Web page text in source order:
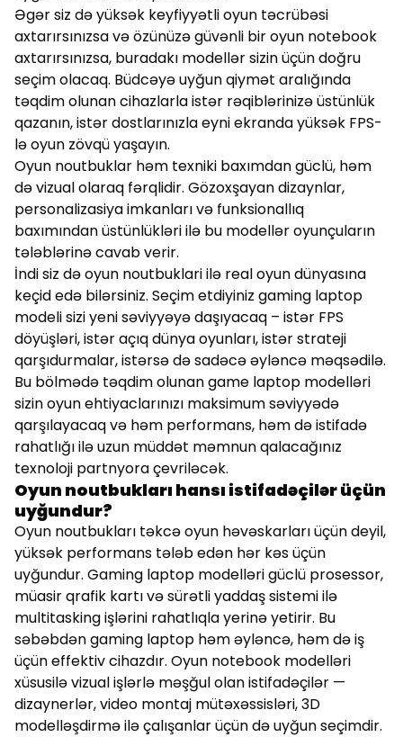
Əgər siz də yüksək keyfiyyətli oyun təcrübəsi
axtarırsınızsa və özünüzə güvənli bir oyun notebook
axtarırsınızsa, buradakı modellər sizin üçün doğru
seçim olacaq. Büdcəyə uyğun qiymət aralığında
təqdim olunan cihazlarla istər rəqiblərinizə üstünlük
qazanın, istər dostlarınızla eyni ekranda yüksək FPS-
lə oyun zövqü yaşayın.
Oyun noutbuklar həm texniki baxımdan güclü, həm
də vizual olaraq fərqlidir. Gözoxşayan dizaynlar,
personalizasiya imkanları və funksionallıq
baxımından üstünlükləri ilə bu modellər oyunçuların
tələblərinə cavab verir.
İndi siz də oyun noutbuklari ilə real oyun dünyasına
keçid edə bilərsiniz. Seçim etdiyiniz gaming laptop
modeli sizi yeni səviyyəyə daşıyacaq – istər FPS
döyüşləri, istər açıq dünya oyunları, istər strateji
qarşıdurmalar, istərsə də sadəcə əyləncə məqsədilə.
Bu bölmədə təqdim olunan game laptop modelləri
sizin oyun ehtiyaclarınızı maksimum səviyyədə
qarşılayacaq və həm performans, həm də istifadə
rahatlığı ilə uzun müddət məmnun qalacağınız
texnoloji partnyora çevriləcək.
Oyun noutbukları hansı istifadəçilər üçün
uyğundur?
Oyun noutbukları təkcə oyun həvəskarları üçün deyil,
yüksək performans tələb edən hər kəs üçün
uyğundur. Gaming laptop modelləri güclü prosessor,
müasir qrafik kartı və sürətli yaddaş sistemi ilə
multitasking işlərini rahatlıqla yerinə yetirir. Bu
səbəbdən gaming laptop həm əyləncə, həm də iş
üçün effektiv cihazdır. Oyun notebook modelləri
xüsusilə vizual işlərlə məşğul olan istifadəçilər —
dizaynerlər, video montaj mütəxəssisləri, 3D
modelləşdirmə ilə çalışanlar üçün də uyğun seçimdir.